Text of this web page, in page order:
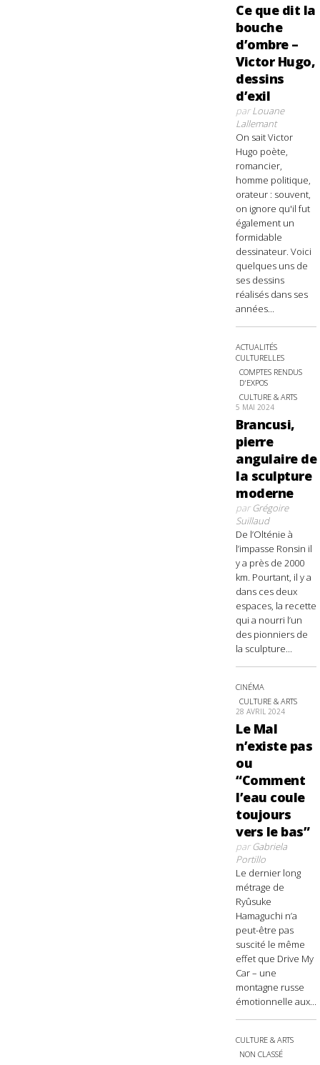
Ce que dit la
bouche
d’ombre –
Victor Hugo,
dessins
d’exil
parLouane
Lallemant
On sait Victor
Hugo poète,
romancier,
homme politique,
orateur : souvent,
on ignore qu'il fut
également un
formidable
dessinateur. Voici
quelques uns de
ses dessins
réalisés dans ses
années...
ACTUALITÉS
CULTURELLES
COMPTES RENDUS
D'EXPOS
CULTURE & ARTS
5 MAI 2024
Brancusi,
pierre
angulaire de
la sculpture
moderne
parGrégoire
Suillaud
De l’Olténie à
l’impasse Ronsin il
y a près de 2000
km. Pourtant, il y a
dans ces deux
espaces, la recette
qui a nourri l’un
des pionniers de
la sculpture...
CINÉMA
CULTURE & ARTS
28 AVRIL 2024
Le Mal
n’existe pas
ou
“Comment
l’eau coule
toujours
vers le bas”
parGabriela
Portillo
Le dernier long
métrage de
Ryûsuke
Hamaguchi n’a
peut-être pas
suscité le même
effet que Drive My
Car – une
montagne russe
émotionnelle aux...
CULTURE & ARTS
NON CLASSÉ